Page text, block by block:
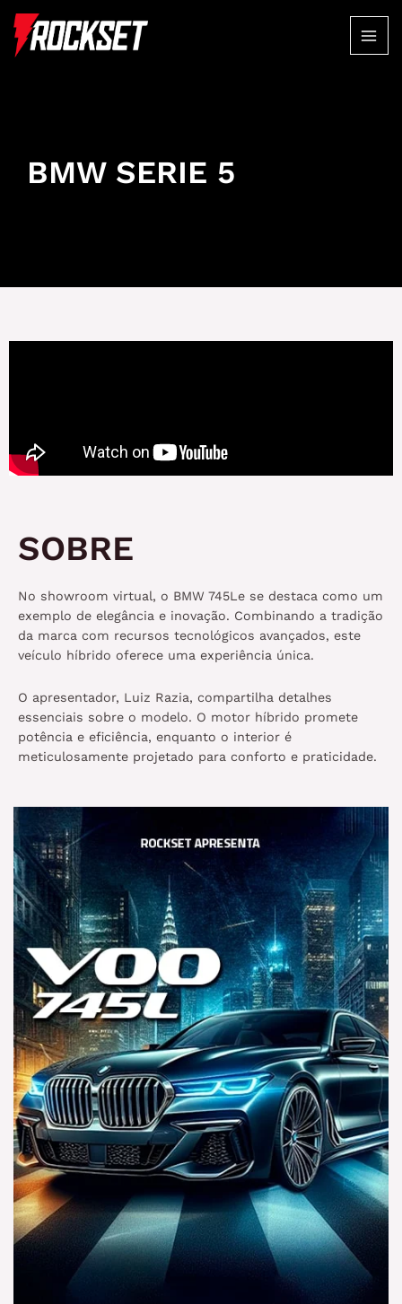
BMW SERIE 5
SOBRE
No showroom virtual, o BMW 745Le se destaca como um
exemplo de elegância e inovação. Combinando a tradição
da marca com recursos tecnológicos avançados, este
veículo híbrido oferece uma experiência única.
O apresentador, Luiz Razia, compartilha detalhes
essenciais sobre o modelo. O motor híbrido promete
potência e eficiência, enquanto o interior é
meticulosamente projetado para conforto e praticidade.